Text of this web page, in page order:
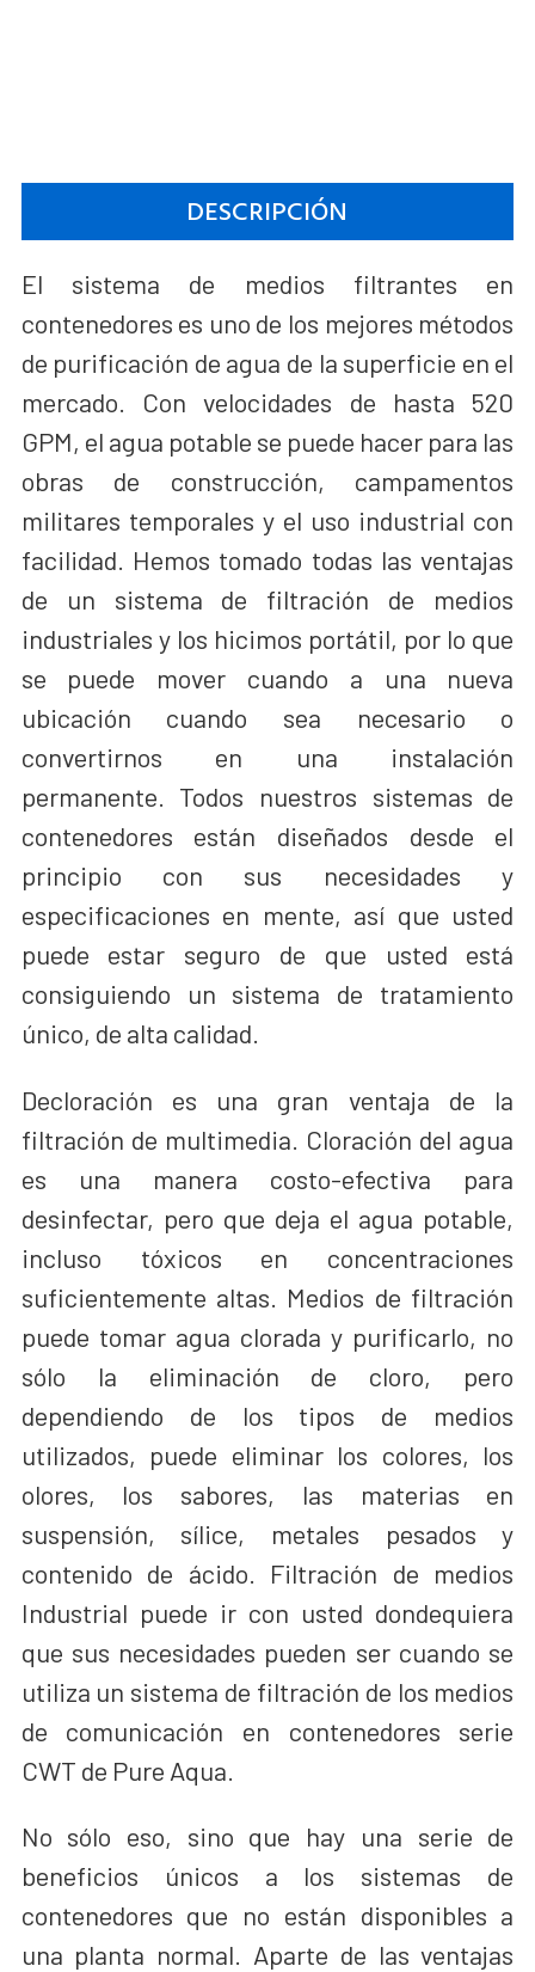
DESCRIPCIÓN
El sistema de medios filtrantes en
contenedores es uno de los mejores métodos
de purificación de agua de la superficie en el
mercado. Con velocidades de hasta 520
GPM, el agua potable se puede hacer para las
obras de construcción, campamentos
militares temporales y el uso industrial con
facilidad. Hemos tomado todas las ventajas
de un sistema de filtración de medios
industriales y los hicimos portátil, por lo que
se puede mover cuando a una nueva
ubicación cuando sea necesario o
convertirnos en una instalación
permanente. Todos nuestros sistemas de
contenedores están diseñados desde el
principio con sus necesidades y
especificaciones en mente, así que usted
puede estar seguro de que usted está
consiguiendo un sistema de tratamiento
único, de alta calidad.
Decloración es una gran ventaja de la
filtración de multimedia. Cloración del agua
es una manera costo-efectiva para
desinfectar, pero que deja el agua potable,
incluso tóxicos en concentraciones
suficientemente altas. Medios de filtración
puede tomar agua clorada y purificarlo, no
sólo la eliminación de cloro, pero
dependiendo de los tipos de medios
utilizados, puede eliminar los colores, los
olores, los sabores, las materias en
suspensión, sílice, metales pesados y
contenido de ácido. Filtración de medios
Industrial puede ir con usted dondequiera
que sus necesidades pueden ser cuando se
utiliza un sistema de filtración de los medios
de comunicación en contenedores serie
CWT de Pure Aqua.
No sólo eso, sino que hay una serie de
beneficios únicos a los sistemas de
contenedores que no están disponibles a
una planta normal. Aparte de las ventajas